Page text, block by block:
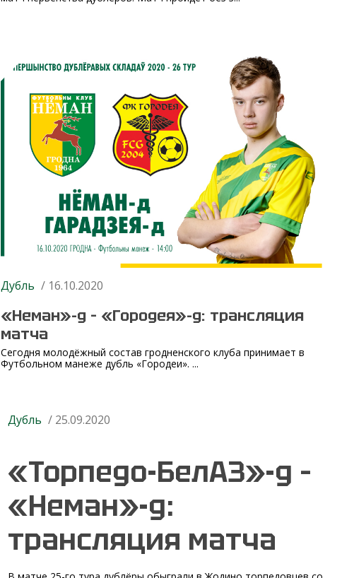
Дубль / 16.10.2020
«Неман»-д – «Городея»-д: трансляция
матча
Сегодня молодёжный состав гродненского клуба принимает в
Футбольном манеже дубль «Городеи». ...
Дубль / 25.09.2020
«Торпедо-БелАЗ»-д –
«Неман»-д:
трансляция матча